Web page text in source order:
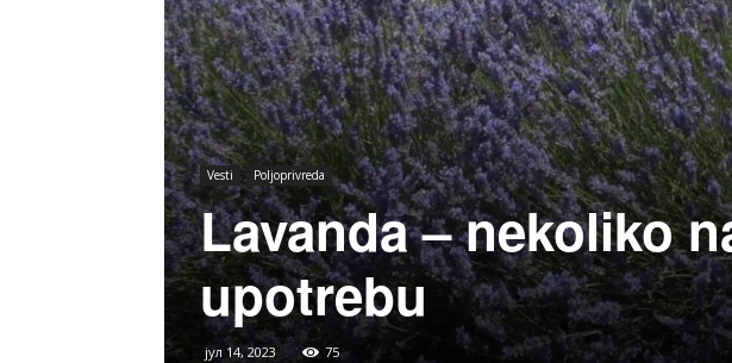
Vesti Poljoprivreda
Lavanda – nekoliko
upotrebu
јул 14, 2023 75